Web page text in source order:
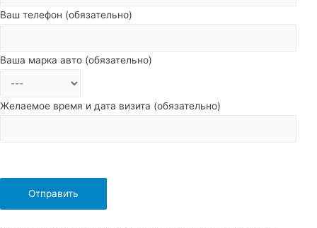
Ваш телефон (обязательно)
Ваша марка авто (обязательно)
Желаемое время и дата визита (обязательно)